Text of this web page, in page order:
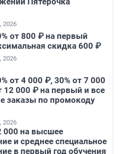
2026
от 800 ₽ на первый
скидка 600 ₽
2026
от 4 000 ₽, 30% от 7 000
12 000 ₽ на первый и все
заказы по промокоду
2026
000 на высшее
и среднее специальное
в первый год обучения